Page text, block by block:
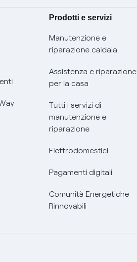
Prodotti e servizi
Manutenzione e
riparazione caldaia
Assistenza e riparazione
per la casa
Tutti i servizi di
manutenzione e
riparazione
Elettrodomestici
Pagamenti digitali
Comunità Energetiche
Rinnovabili